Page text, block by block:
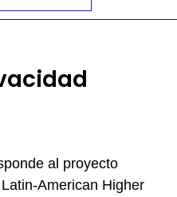
al proyecto
American Higher